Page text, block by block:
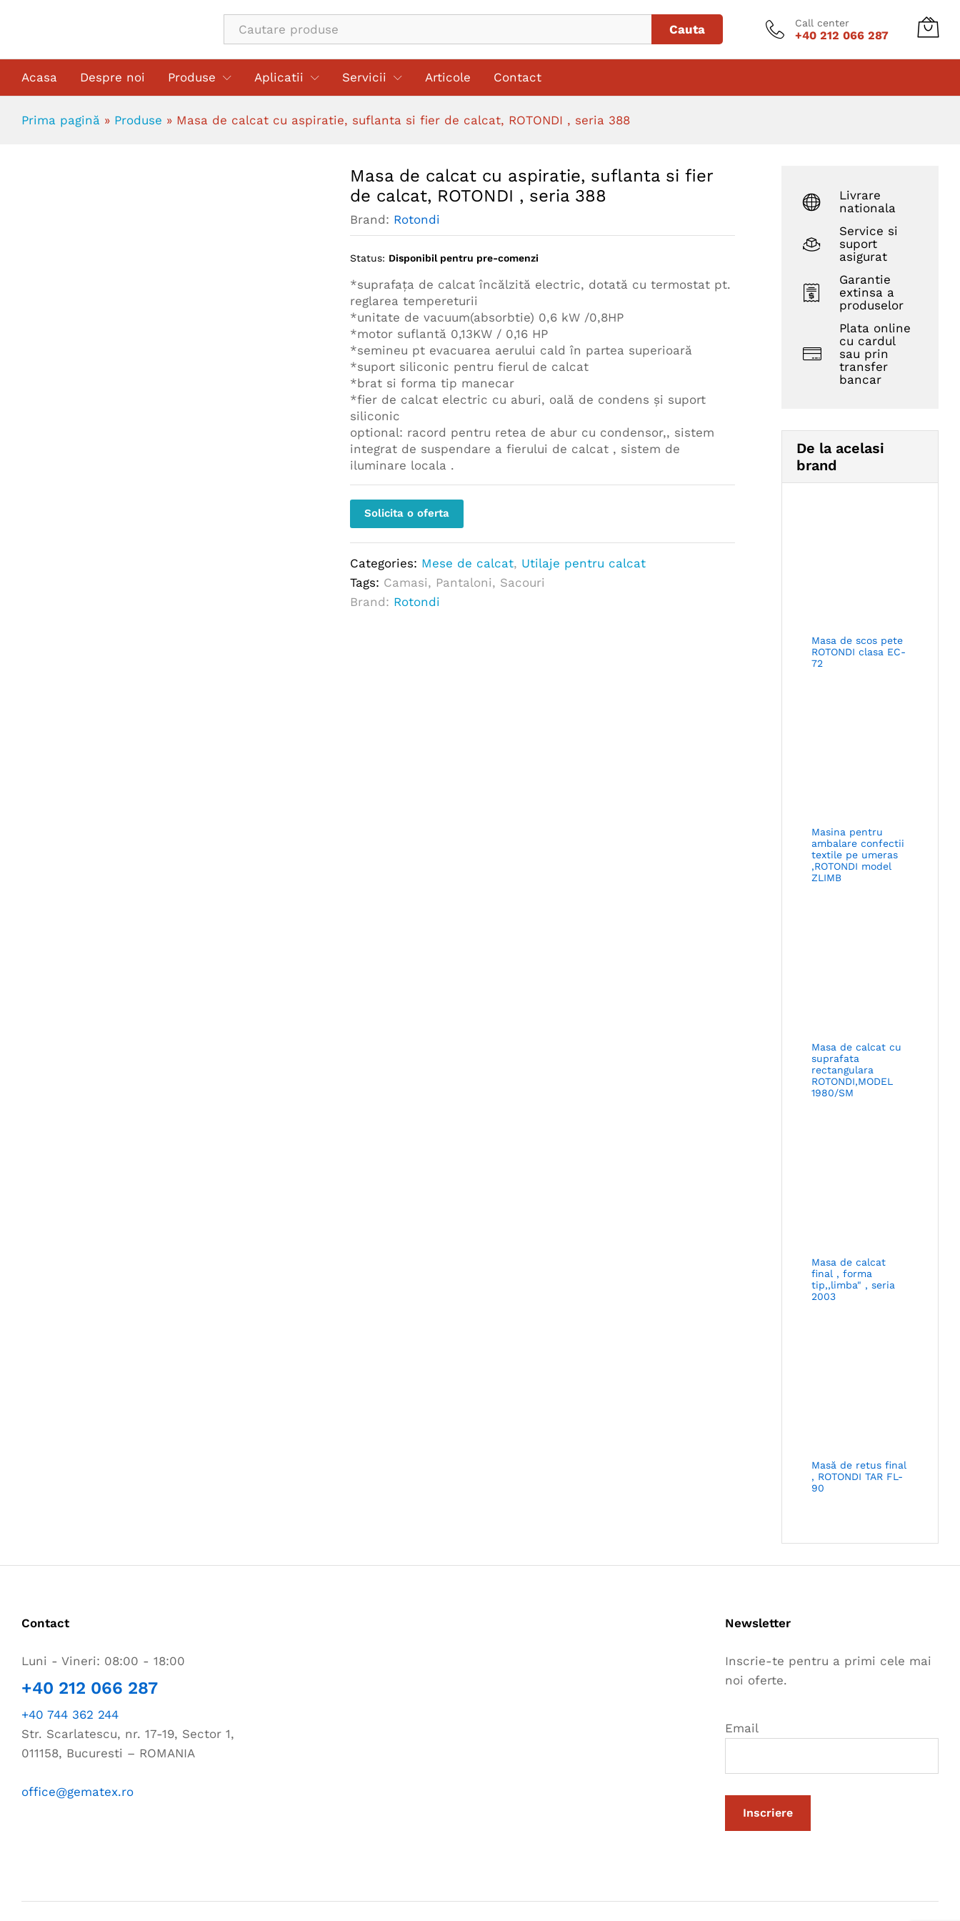
Cauta Call center
+40 212 066 287
Acasa Despre noi Produse Aplicatii Servicii Articole Contact
Prima pagină » Produse » Masa de calcat cu aspiratie, suflanta si fier de calcat, ROTONDI , seria 388
Masa de calcat cu aspiratie, suflanta si fier
de calcat, ROTONDI , seria 388
Brand: Rotondi
Status: Disponibil pentru pre-comenzi
*suprafaţa de calcat încălzită electric, dotată cu termostat pt.
reglarea tempereturii
*unitate de vacuum(absorbtie) 0,6 kW /0,8HP
*motor suflantă 0,13KW / 0,16 HP
*semineu pt evacuarea aerului cald în partea superioară
*suport siliconic pentru fierul de calcat
*brat si forma tip manecar
*fier de calcat electric cu aburi, oală de condens și suport
siliconic
optional: racord pentru retea de abur cu condensor,, sistem
integrat de suspendare a fierului de calcat , sistem de
iluminare locala .
Solicita o oferta
Categories: Mese de calcat, Utilaje pentru calcat
Tags: Camasi, Pantaloni, Sacouri
Brand: Rotondi
Livrare
nationala
Service si
suport
asigurat
Garantie
extinsa a
produselor
Plata online
cu cardul
sau prin
transfer
bancar
De la acelasi
brand
Masa de scos pete
ROTONDI clasa EC-
72
Masina pentru
ambalare confectii
textile pe umeras
,ROTONDI model
ZLIMB
Masa de calcat cu
suprafata
rectangulara
ROTONDI,MODEL
1980/SM
Masa de calcat
final , forma
tip,,limba" , seria
2003
Masă de retus final
, ROTONDI TAR FL-
90
Contact
Luni - Vineri: 08:00 - 18:00
+40 212 066 287
+40 744 362 244
Str. Scarlatescu, nr. 17-19, Sector 1,
011158, Bucuresti – ROMANIA
office@gematex.ro
Newsletter
Inscrie-te pentru a primi cele mai
noi oferte.
Email
Masa de calcat cu aspiratie, suflanta si fier de calcat, ROTONDI , seria 388